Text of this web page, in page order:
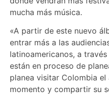
mucha más música.
«A partir de este nuevo
entrar más a las
latinoamericanos, a
están en proceso de
planea visitar Colombia
momento y compartir su